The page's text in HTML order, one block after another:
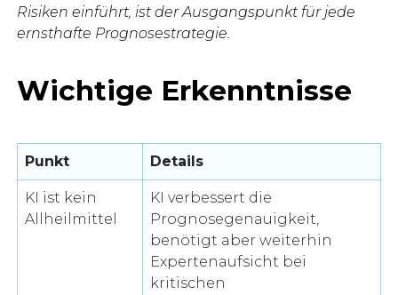
Risiken einführt, ist der Ausgangspunkt für jede
ernsthafte Prognosestrategie.
Wichtige Erkenntnisse
Punkt Details
KI ist kein
Allheilmittel
KI verbessert die
Prognosegenauigkeit,
benötigt aber weiterhin
Expertenaufsicht bei
kritischen